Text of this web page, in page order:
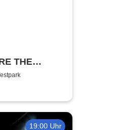
THE
Up
19:00 Uhr